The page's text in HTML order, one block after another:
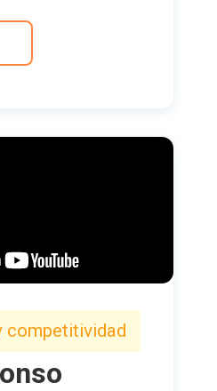
competitividad